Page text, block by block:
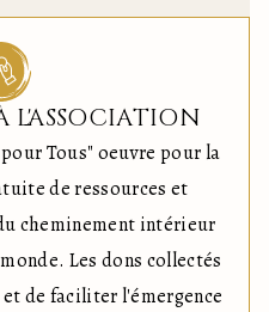
L'ASSOCIATION
Tous" oeuvre pour la
de ressources et
cheminement intérieur
Les dons collectés
de faciliter l'émergence